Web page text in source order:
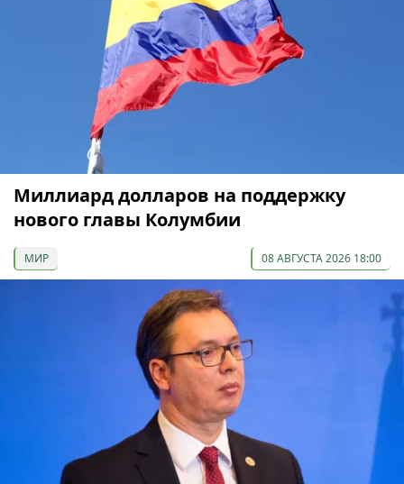
Миллиард долларов на поддержку
нового главы Колумбии
МИР 08 АВГУСТА 2026 18:00